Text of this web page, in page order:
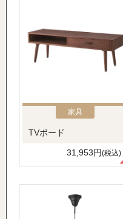
家具
TVボード
31,953円(税込)